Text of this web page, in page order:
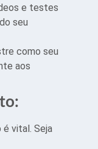
e testes
seu
como seu
aos
vital. Seja